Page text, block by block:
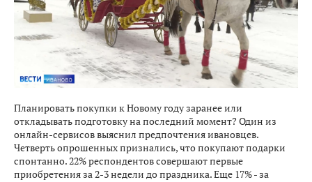
Планировать покупки к Новому году заранее или
откладывать подготовку на последний момент? Один из
онлайн-сервисов выяснил предпочтения ивановцев.
Четверть опрошенных признались, что покупают подарки
спонтанно. 22% респондентов совершают первые
приобретения за 2-3 недели до праздника. Еще 17% - за